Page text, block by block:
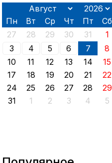
Пн Вт Ср Чт Пт Сб
27
28 29 30 31 1
3
4 5 6 7 8
10
11 12 13 14 15
17
18 19 20 21 22
24
25 26 27 28 29
31
1 2 3 4 5